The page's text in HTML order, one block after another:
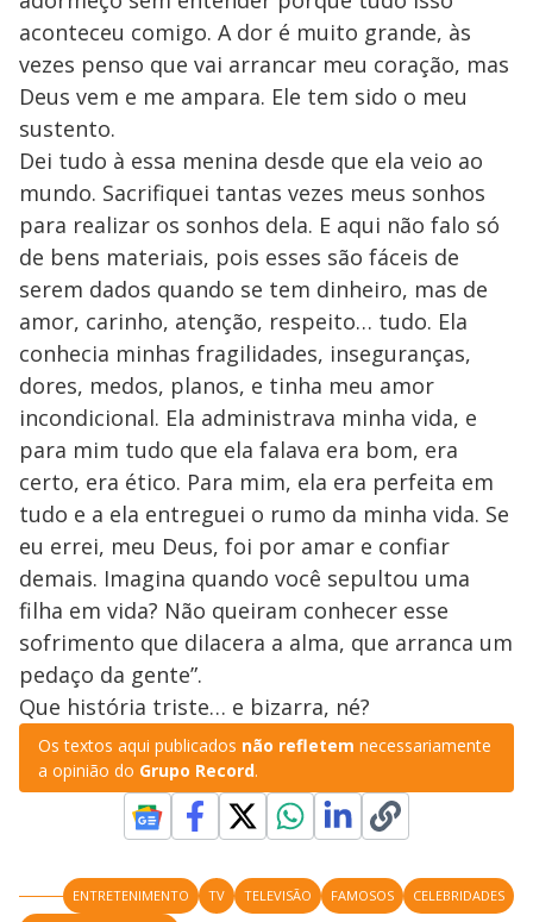
aconteceu comigo. A dor é muito grande, às
vezes penso que vai arrancar meu coração, mas
Deus vem e me ampara. Ele tem sido o meu
sustento.
Dei tudo à essa menina desde que ela veio ao
mundo. Sacrifiquei tantas vezes meus sonhos
para realizar os sonhos dela. E aqui não falo só
de bens materiais, pois esses são fáceis de
serem dados quando se tem dinheiro, mas de
amor, carinho, atenção, respeito… tudo. Ela
conhecia minhas fragilidades, inseguranças,
dores, medos, planos, e tinha meu amor
incondicional. Ela administrava minha vida, e
para mim tudo que ela falava era bom, era
certo, era ético. Para mim, ela era perfeita em
tudo e a ela entreguei o rumo da minha vida. Se
eu errei, meu Deus, foi por amar e confiar
demais. Imagina quando você sepultou uma
filha em vida? Não queiram conhecer esse
sofrimento que dilacera a alma, que arranca um
pedaço da gente”.
Que história triste… e bizarra, né?
Os textos aqui publicados não refletem necessariamente
a opinião do Grupo Record.
ENTRETENIMENTO TV TELEVISÃO FAMOSOS CELEBRIDADES